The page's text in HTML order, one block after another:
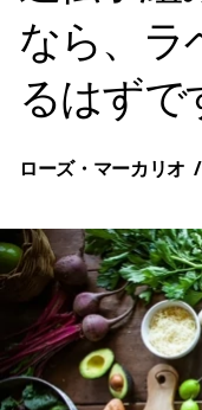
なら、ラ
るはずで
ローズ・マーカリオ /